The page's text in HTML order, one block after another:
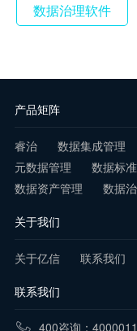
数据治理软件
产品矩阵
睿治 数据集成管理
元数据管理
数据标
数据资产管理
数据
关于我们
关于亿信 联系我们
联系我们
400咨询：